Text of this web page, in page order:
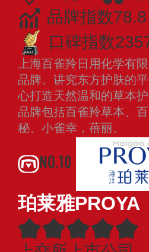
品牌指数78.8
口碑指数
上海百雀羚日用化学有
品牌。讲究东方护肤的
心打造天然温和的草本
品牌包括百雀羚草本、
秘、小雀幸，蓓丽。
NO.10
珀莱雅PROYA